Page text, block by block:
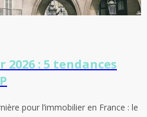
: 5 tendances
pour l’immobilier en France : le